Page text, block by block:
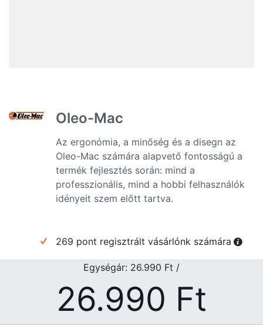
Oleo-Mac
Az ergonómia, a minőség és a disegn az
Oleo-Mac számára alapvető fontosságú a
termék fejlesztés során: mind a
professzionális, mind a hobbi felhasználók
idényeit szem előtt tartva.
269 pont regisztrált vásárlónk számára
Egységár: 26.990 Ft /
26.990 Ft